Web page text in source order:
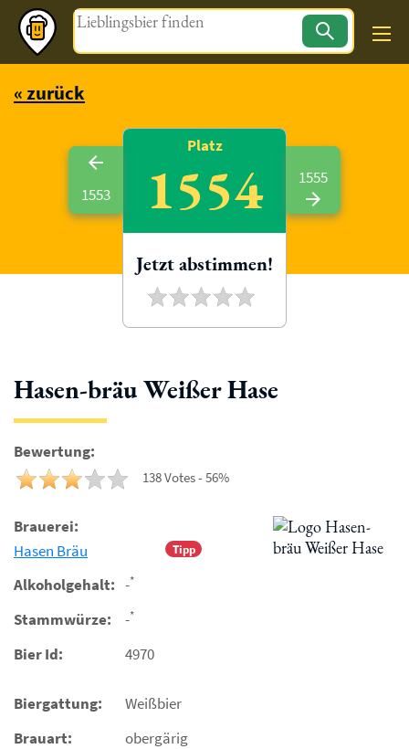
Magazin
« zurück
Hasen-bräu Weißer Hase
Bewertung:
138 Votes - 56%
Brauerei:
Tipp
Hasen Bräu
Alkoholgehalt: -*
Stammwürze: -*
Bier Id: 4970
Biergattung:
Weißbier
Brauart:
obergärig
1553
Platz
1554
Jetzt abstimmen!
1555